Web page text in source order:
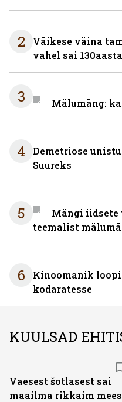
2
Väikese väina
vahel sai
3 Mälumäng:
4
Demetriose
Suureks
5
Mängi
teemalist
6
Kinoomanik
kodaratesse
KUULSAD
Vaesest šotlasest sai
maailma rikkaim mees